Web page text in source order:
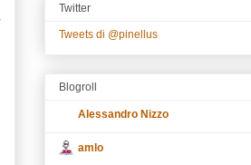
Twitter
Tweets di @pinellus
Blogroll
Alessandro Nizzo
amlo